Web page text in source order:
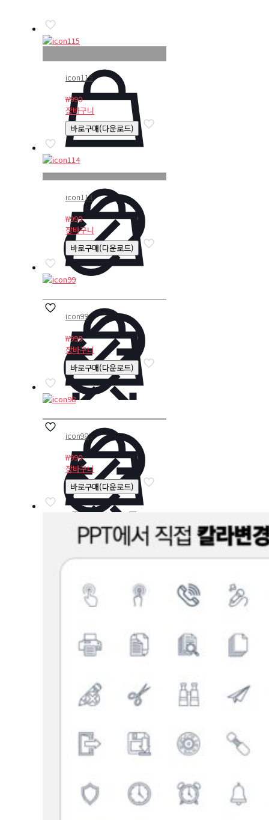
icon115
₩990
장바구니
바로구매(다운로드)
icon114
₩990
장바구니
바로구매(다운로드)
icon99
₩990
장바구니
바로구매(다운로드)
icon98
₩990
장바구니
바로구매(다운로드)